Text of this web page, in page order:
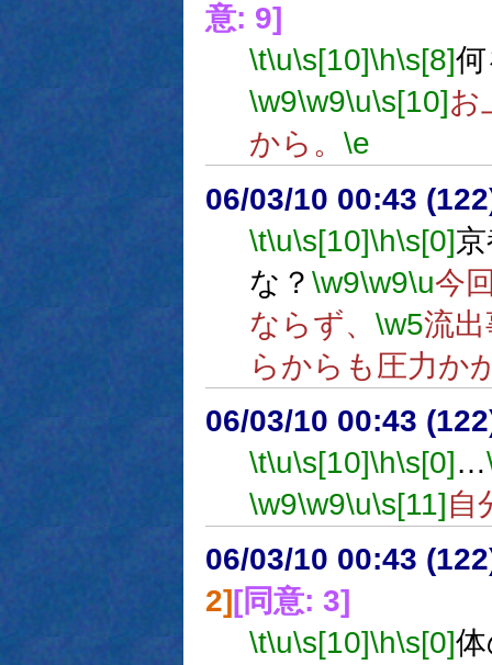
意: 9]
\t\u\s[10]\h\s[8]
\w9\w9\u\s[10]お
から。 \e
06/03/10 00:43
\t\u\s[10]\h\s[0]
な？ \w9\w9\u今
ならず、 \w5流
らからも圧力か
06/03/10 00:43
\t\u\s[10]\h\s[0]…
\w9\w9\u\s[11]自
06/03/10 00:43
2][同意: 3]
\t\u\s[10]\h\s[0]